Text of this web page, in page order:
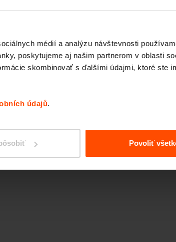
médií a analýzu návštevnosti
poskytujeme aj našim partnerom v oblasti
skombinovať s ďalšími údajmi, ktoré ste
údajů.
Povoliť